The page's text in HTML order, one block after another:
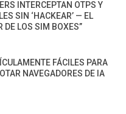
INTERCEPTAN OTPS Y
SIN ‘HACKEAR’ — EL
DE LOS SIM BOXES”
FÁCILES PARA
NAVEGADORES DE IA